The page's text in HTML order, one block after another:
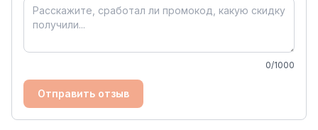
0/1000
Отправить отзыв